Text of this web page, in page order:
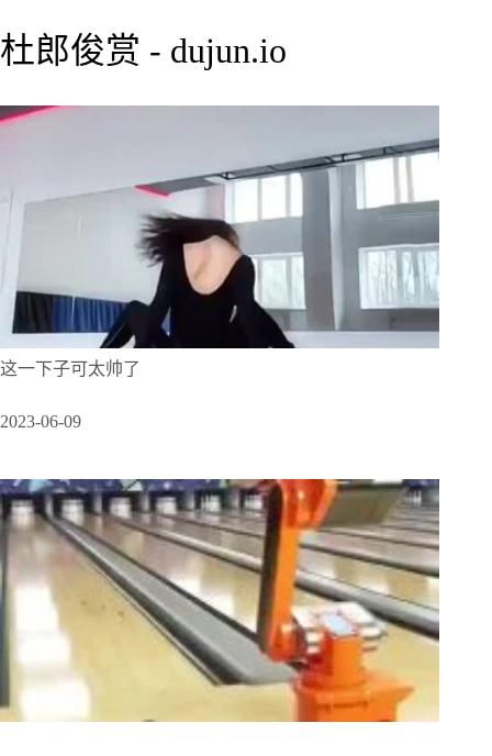
杜郎俊赏 - dujun.io
这一下子可太帅了
2023-06-09